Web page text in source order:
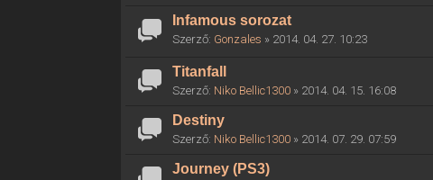
Infamous sorozat
Szerző: Gonzales » 2014. 04. 27. 10:23
Titanfall
Szerző: Niko Bellic1300 » 2014. 04. 15. 16:08
Destiny
Szerző: Niko Bellic1300 » 2014. 07. 29. 07:59
Journey (PS3)